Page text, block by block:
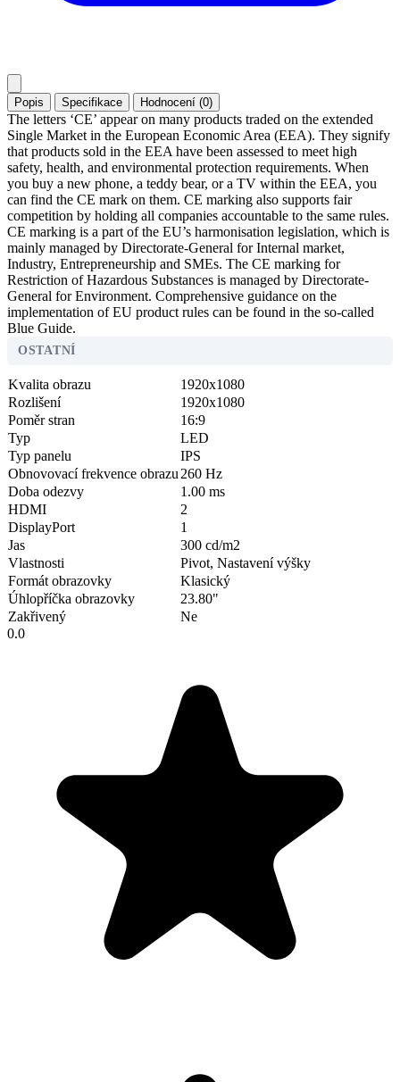
Popis Specifikace Hodnocení (0)
The letters ‘CE’ appear on many products traded on the extended
Single Market in the European Economic Area (EEA). They signify
that products sold in the EEA have been assessed to meet high
safety, health, and environmental protection requirements. When
you buy a new phone, a teddy bear, or a TV within the EEA, you
can find the CE mark on them. CE marking also supports fair
competition by holding all companies accountable to the same rules.
CE marking is a part of the EU’s harmonisation legislation, which is
mainly managed by Directorate-General for Internal market,
Industry, Entrepreneurship and SMEs. The CE marking for
Restriction of Hazardous Substances is managed by Directorate-
General for Environment. Comprehensive guidance on the
implementation of EU product rules can be found in the so-called
Blue Guide.
OSTATNÍ
Kvalita obrazu
1920x1080
Rozlišení
1920x1080
Poměr stran
16:9
Typ
LED
Typ panelu
IPS
Obnovovací frekvence obrazu 260 Hz
Doba odezvy
1.00 ms
HDMI
2
DisplayPort
1
Jas
300 cd/m2
Vlastnosti
Pivot, Nastavení výšky
Formát obrazovky
Klasický
Úhlopříčka obrazovky
23.80"
Zakřivený
Ne
0.0